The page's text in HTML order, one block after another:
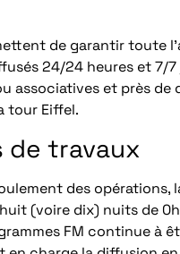
de garantir toute
24/24 heures et
associatives et près
tour Eiffel.
de travaux
des opérations,
(voire dix) nuits de
FM continue à